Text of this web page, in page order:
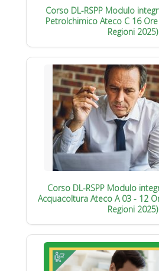
Corso DL-RSPP Modulo
Petrolchimico Ateco C 16
Regioni 2025)
Corso DL-RSPP Modulo
Acquacoltura Ateco A 03 - 12
Regioni 2025)